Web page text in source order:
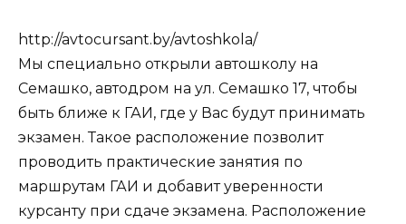
http://avtocursant.by/avtoshkola/
Мы специально открыли автошколу на
Семашко, автодром на ул. Семашко 17, чтобы
быть ближе к ГАИ, где у Вас будут принимать
экзамен. Такое расположение позволит
проводить практические занятия по
маршрутам ГАИ и добавит уверенности
курсанту при сдаче экзамена. Расположение